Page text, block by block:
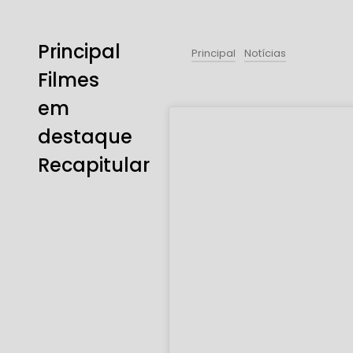
Principal
Filmes
em
destaque
Recapitular
Principal Notícias